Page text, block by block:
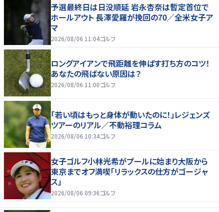
予選最終日は日没順延 岩永杏奈は暫定首位で
ホールアウト 長澤愛羅が挽回の70／全米女子ア
マ
2026/08/06 11:04ゴルフ
ロングアイアンで飛距離を伸ばす打ち方のコツ！
あなたの飛ばない原因は？
2026/08/06 11:00ゴルフ
「若い頃はもっと身体が動いたのに！」レジェンズ
ツアーのリアル／不動裕理コラム
2026/08/06 10:34ゴルフ
女子ゴルフ小林光希がプールに始まり大阪から
東京までオフ満喫「リラックスの仕方がゴージャ
ス」
2026/08/06 09:36ゴルフ